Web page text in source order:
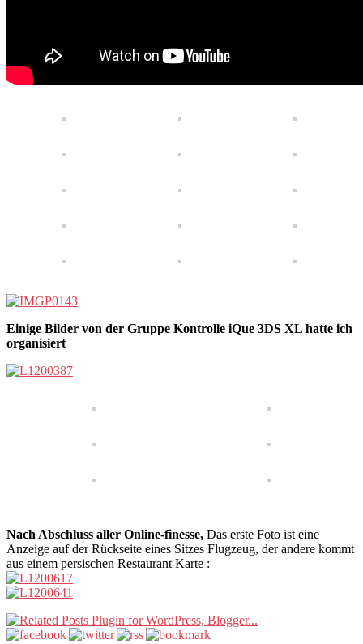
Einige Bilder von der Gruppe Kontrolle iQue 3DS XL hatte ich
organisiert
Nach Abschluss aller Online-finesse, Das erste Foto ist eine
Anzeige auf der Rückseite eines Sitzes Flugzeug, der andere kommt
aus einem persischen Restaurant Karte :